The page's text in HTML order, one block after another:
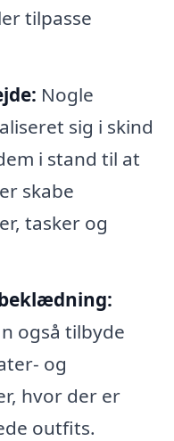
tilpasse
Nogle
sig i skind
i stand til at
skabe
tasker og
også tilbyde
og
hvor der er
outfits.